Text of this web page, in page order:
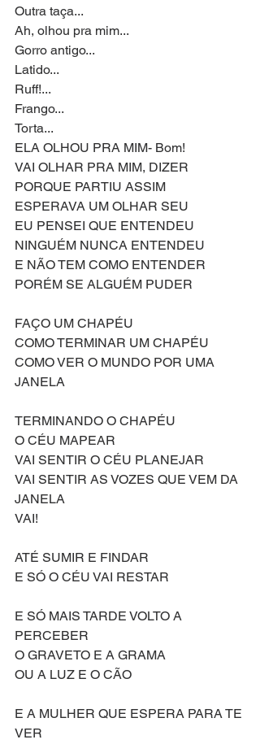
Outra taça...
Ah, olhou pra mim...
Gorro antigo...
Latido...
Ruff!...
Frango...
Torta...
ELA OLHOU PRA MIM- Bom!
VAI OLHAR PRA MIM, DIZER
PORQUE PARTIU ASSIM
ESPERAVA UM OLHAR SEU
EU PENSEI QUE ENTENDEU
NINGUÉM NUNCA ENTENDEU
E NÃO TEM COMO ENTENDER
PORÉM SE ALGUÉM PUDER
FAÇO UM CHAPÉU
COMO TERMINAR UM CHAPÉU
COMO VER O MUNDO POR UMA
JANELA
TERMINANDO O CHAPÉU
O CÉU MAPEAR
VAI SENTIR O CÉU PLANEJAR
VAI SENTIR AS VOZES QUE VEM DA
JANELA
VAI!
ATÉ SUMIR E FINDAR
E SÓ O CÉU VAI RESTAR
E SÓ MAIS TARDE VOLTO A
PERCEBER
O GRAVETO E A GRAMA
OU A LUZ E O CÃO
E A MULHER QUE ESPERA PARA TE
VER